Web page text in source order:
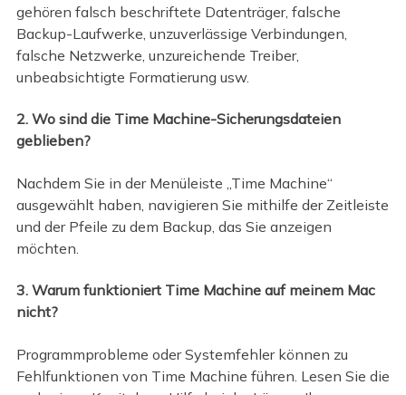
gehören falsch beschriftete Datenträger, falsche
Backup-Laufwerke, unzuverlässige Verbindungen,
falsche Netzwerke, unzureichende Treiber,
unbeabsichtigte Formatierung usw.
2. Wo sind die Time Machine-Sicherungsdateien
geblieben?
Nachdem Sie in der Menüleiste „Time Machine“
ausgewählt haben, navigieren Sie mithilfe der Zeitleiste
und der Pfeile zu dem Backup, das Sie anzeigen
möchten.
3. Warum funktioniert Time Machine auf meinem Mac
nicht?
Programmprobleme oder Systemfehler können zu
Fehlfunktionen von Time Machine führen. Lesen Sie die